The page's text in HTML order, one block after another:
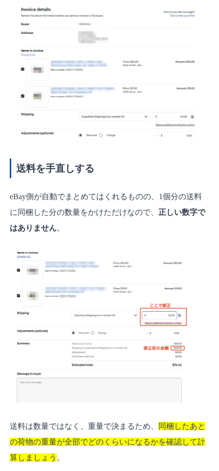
送料を手直しする
eBay側が自動でまとめてはくれるものの、1個分の送料
に同梱した分の数量をかけただけなので、 正しい数字で
はありません。
送料は数量ではなく、重量で決まるため、
同梱したあと
の荷物の重量が全部でどのくらいになるかを確認して計
算しましょう 。